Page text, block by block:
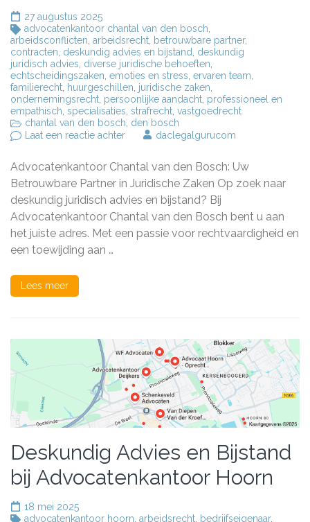
27 augustus 2025
advocatenkantoor chantal van den bosch
arbeidsconflicten arbeidsrecht betrouwbare partner,
contracten deskundig advies en bijstand
deskundig
juridisch advies diverse juridische behoeften
echtscheidingszaken emoties en stress ervaren team
familierecht huurgeschillen juridische zaken
ondernemingsrecht persoonlijke aandacht professioneel en
empathisch specialisaties strafrecht vastgoedrecht
chantal van den bosch den bosch
Laat een reactie achterop
op
Maat
bij
Advocatenkantoor
Chantal
van
den
daclegalgurucom
Advocatenkantoor Chantal van den Bosch: Uw
Betrouwbare Partner in Juridische Zaken Op zoek naar
deskundig juridisch advies en bijstand? Bij
Advocatenkantoor Chantal van den Bosch bent u aan
het juiste adres. Met een passie voor rechtvaardigheid en
een toewijding aan …
Lees meer
Deskundig Advies en Bijstand
bij Advocatenkantoor Hoorn
18 mei 2025
advocatenkantoor hoorn, arbeidsrecht, bedrijfseigenaar,